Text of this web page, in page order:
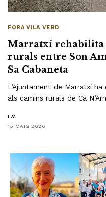
FORA VILA VERD
Marratxí rehabilita
rurals entre Son
Sa Cabaneta
L’Ajuntament de Marratxí
als camins rurals de Ca
F.V.
15 MAIG 2026